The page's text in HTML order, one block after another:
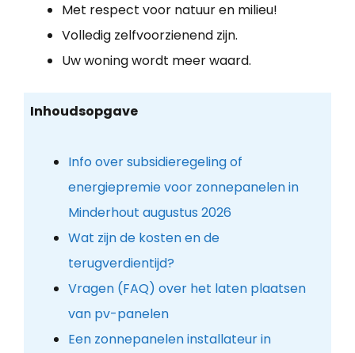
Met respect voor natuur en milieu!
Volledig zelfvoorzienend zijn.
Uw woning wordt meer waard.
Inhoudsopgave
Info over subsidieregeling of
energiepremie voor zonnepanelen in
Minderhout augustus 2026
Wat zijn de kosten en de
terugverdientijd?
Vragen (FAQ) over het laten plaatsen
van pv-panelen
Een zonnepanelen installateur in